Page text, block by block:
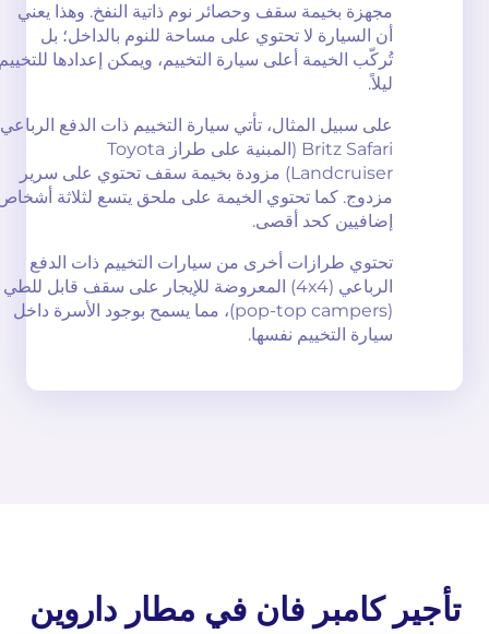
مجهزة بخيمة سقف وحصائر نوم ذاتية النفخ. وهذا يعني
أن السيارة لا تحتوي على مساحة للنوم بالداخل؛ بل
تُركّب الخيمة أعلى سيارة التخييم، ويمكن إعدادها للتخييم
ليلاً.
على سبيل المثال، تأتي سيارة التخييم ذات الدفع الرباعي
Britz Safari (المبنية على طراز Toyota
Landcruiser) مزودة بخيمة سقف تحتوي على سرير
مزدوج. كما تحتوي الخيمة على ملحق يتسع لثلاثة أشخاص
إضافيين كحد أقصى.
تحتوي طرازات أخرى من سيارات التخييم ذات الدفع
الرباعي (4x4) المعروضة للإيجار على سقف قابل للطي
(pop-top campers)، مما يسمح بوجود الأسرة داخل
سيارة التخييم نفسها.
تأجير كامبر فان في مطار داروين